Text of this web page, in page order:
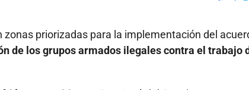
priorizadas para la implementación del
de los grupos armados ilegales contra el trabajo